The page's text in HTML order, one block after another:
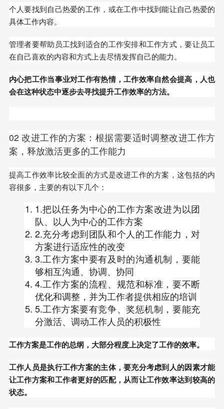
个人要找到自己热爱的工作，或在工作中找到能让自己热爱的
具体工作内容。
管理者要帮助员工找到适合的工作安排和工作方式，要让员工
在自己喜欢的内容和方式上去尽情发挥自己的能力。
内心把工作当事业对工作有热情，工作效率自然会提高，人也
会在这种状态中逐步去寻找提升工作效率的方法。
02 改进工作的方案：根据需要适时调整改进工作方
案，释放激活更多的工作能力
提高工作效率比较全面的方式是改进工作的方案，这包括的内
容很多，主要的有以下几个：
1.把以任务为中心的工作方案改进为以团
队、以人为中心的工作方案
2.充分考虑到团队和个人的工作能力，对
方案进行适应性的改变
3.工作方案中要有及时的沟通机制，要能
够相互沟通、协调、协同
4.工作方案的流程、规范和标准，要不断
优化和调整，并为工作者提供相应的培训
5.工作方案要有竞争、奖惩机制，要能充
分激活、调动工作人员的积极性
工作方案是工作的总纲，大部分程度上决定了工作的效率。
工作人员是执行工作方案的主体，要充分考虑到人的因素才能
让工作方案和工作者更好的匹配，从而让工作效率达到较高的
状态。